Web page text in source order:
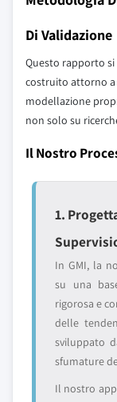
Di Validazione
Questo rapporto
costruito attorno
modellazione
non solo su
Il Nostro
1.
In GMI, la
su una
rigorosa e
delle
sviluppato
sfumature
Il nostro